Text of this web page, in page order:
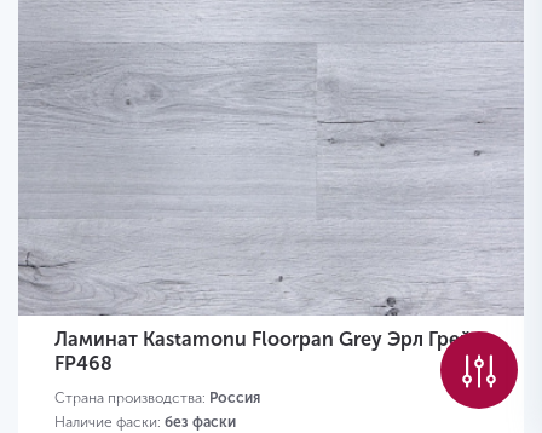
Ламинат Kastamonu Floorpan Grey Эрл Грей
FP468
Страна производства: Россия
Наличие фаски: без фаски